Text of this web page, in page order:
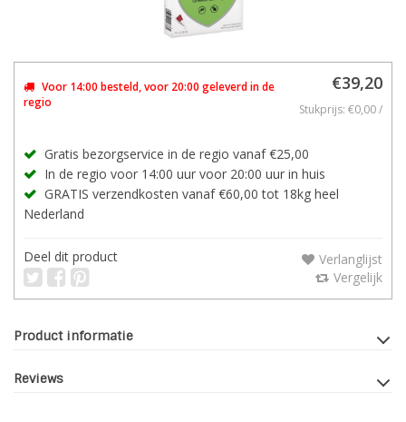
Voor 14:00 besteld, voor 20:00 geleverd in de
regio
€39,20
Stukprijs: €0,00 /
Gratis bezorgservice in de regio vanaf €25,00
In de regio voor 14:00 uur voor 20:00 uur in huis
GRATIS verzendkosten vanaf €60,00 tot 18kg heel
Nederland
Deel dit product
Verlanglijst
Vergelijk
Product informatie
Reviews